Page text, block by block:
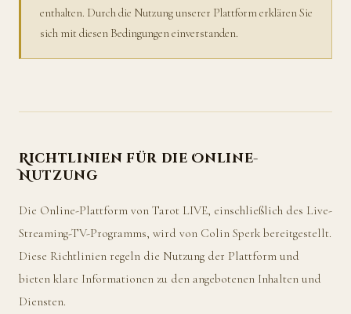
enthalten. Durch die Nutzung unserer Plattform erklären Sie
sich mit diesen Bedingungen einverstanden.
Richtlinien für die Online-
Nutzung
Die Online-Plattform von Tarot LIVE, einschließlich des Live-
Streaming-TV-Programms, wird von Colin Sperk bereitgestellt.
Diese Richtlinien regeln die Nutzung der Plattform und
bieten klare Informationen zu den angebotenen Inhalten und
Diensten.